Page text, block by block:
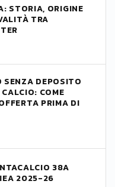
STORIA, ORIGINE
TRA
SENZA DEPOSITO
COME
PRIMA DI
38A
2025-26